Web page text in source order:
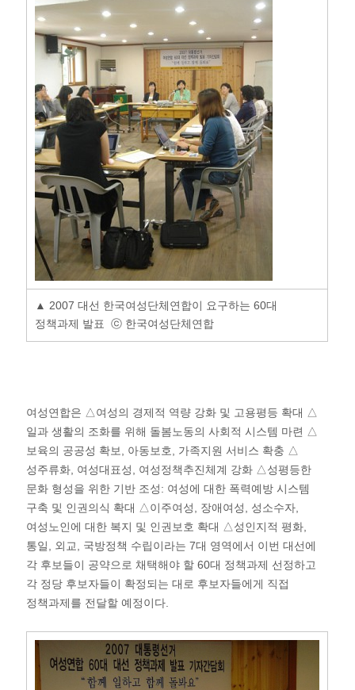
▲ 2007 대선 한국여성단체연합이 요구하는 60대
정책과제 발표 ⓒ 한국여성단체연합
여성연합은 △여성의 경제적 역량 강화 및 고용평등 확대 △
일과 생활의 조화를 위해 돌봄노동의 사회적 시스템 마련 △
보육의 공공성 확보, 아동보호, 가족지원 서비스 확충 △
성주류화, 여성대표성, 여성정책추진체계 강화 △성평등한
문화 형성을 위한 기반 조성: 여성에 대한 폭력예방 시스템
구축 및 인권의식 확대 △이주여성, 장애여성, 성소수자,
여성노인에 대한 복지 및 인권보호 확대 △성인지적 평화,
통일, 외교, 국방정책 수립이라는 7대 영역에서 이번 대선에
각 후보들이 공약으로 채택해야 할 60대 정책과제 선정하고
각 정당 후보자들이 확정되는 대로 후보자들에게 직접
정책과제를 전달할 예정이다.